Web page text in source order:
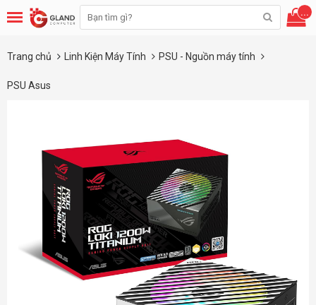
...
Trang chủ Linh Kiện Máy Tính PSU - Nguồn máy tính
PSU Asus